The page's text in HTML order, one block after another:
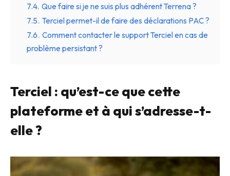
7.4. Que faire si je ne suis plus adhérent Terrena ?
7.5. Terciel permet-il de faire des déclarations PAC ?
7.6. Comment contacter le support Terciel en cas de
problème persistant ?
Terciel : qu’est-ce que cette
plateforme et à qui s’adresse-t-
elle ?